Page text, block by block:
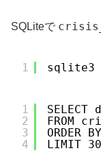
SQLiteで
1 sqlite3
1
2
3
4
FROM
ORDER
LIMIT